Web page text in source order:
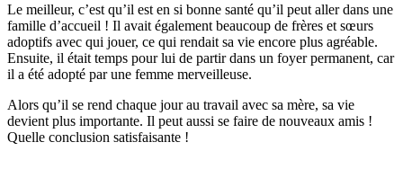
Le meilleur, c’est qu’il est en si bonne santé qu’il peut aller dans une
famille d’accueil ! Il avait également beaucoup de frères et sœurs
adoptifs avec qui jouer, ce qui rendait sa vie encore plus agréable.
Ensuite, il était temps pour lui de partir dans un foyer permanent, car
il a été adopté par une femme merveilleuse.
Alors qu’il se rend chaque jour au travail avec sa mère, sa vie
devient plus importante. Il peut aussi se faire de nouveaux amis !
Quelle conclusion satisfaisante !